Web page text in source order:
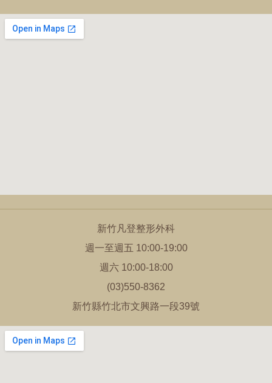
新竹凡登整形外科
週一至週五 10:00-19:00
週六 10:00-18:00
(03)550-8362
新竹縣竹北市文興路一段39號